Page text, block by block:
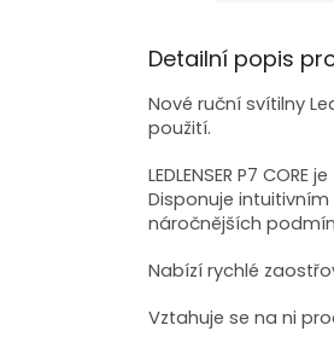
Detailní popis
Nové ruční svítilny
použití.
LEDLENSER P7
Disponuje
náročnějších
Nabízí rychlé
Vztahuje se na ni